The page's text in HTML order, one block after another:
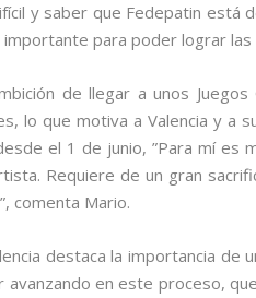
y saber que Fedepatin está
para poder lograr
de llegar a unos
lo que motiva a Valencia y a
el 1 de junio, ”Para mí es
Requiere de un gran
comenta Mario.
destaca la importancia de
en este proceso,